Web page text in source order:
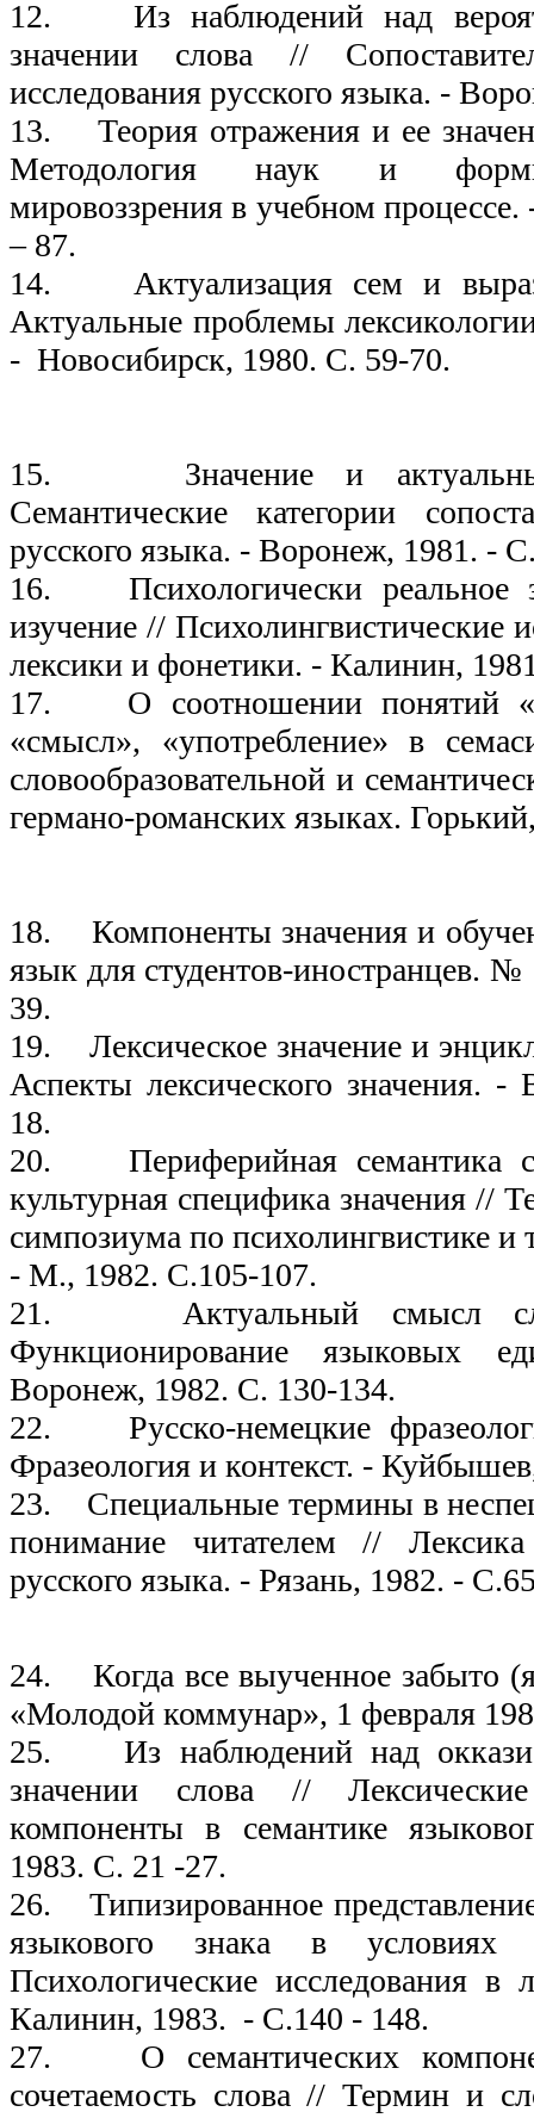
12. Из наблюдений над
значении слова //
исследования русского языка. -
13. Теория отражения и ее
Методология наук и
мировоззрения в учебном
– 87.
14. Актуализация сем и
Актуальные проблемы
- Новосибирск, 1980. С. 59-70.
15. Значение и
Семантические категории
русского языка. - Воронеж, 1981. -
16. Психологически реальное
изучение // Психолингвистические
лексики и фонетики. - Калинин,
17. О соотношении понятий
«смысл», «употребление» в
словообразовательной и
германо-романских языках.
18. Компоненты значения и
язык для студентов-иностранцев.
39.
19. Лексическое значение и
Аспекты лексического значения.
18.
20. Периферийная семантика
культурная специфика значения //
симпозиума по психолингвистике
- М., 1982. С.105-107.
21. Актуальный смысл
Функционирование языковых
Воронеж, 1982. С. 130-134.
22. Русско-немецкие
Фразеология и контекст. -
23. Специальные термины в
понимание читателем // Лексика
русского языка. - Рязань, 1982. -
24. Когда все выученное забыто
«Молодой коммунар», 1 февраля
25. Из наблюдений над
значении слова //
компоненты в семантике
1983. С. 21 -27.
26. Типизированное
языкового знака в
Психологические исследования в
Калинин, 1983. - С.140 - 148.
27. О семантических
сочетаемость слова // Термин и